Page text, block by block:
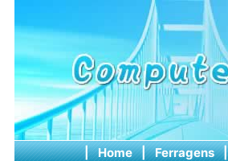
| Home | Ferragens